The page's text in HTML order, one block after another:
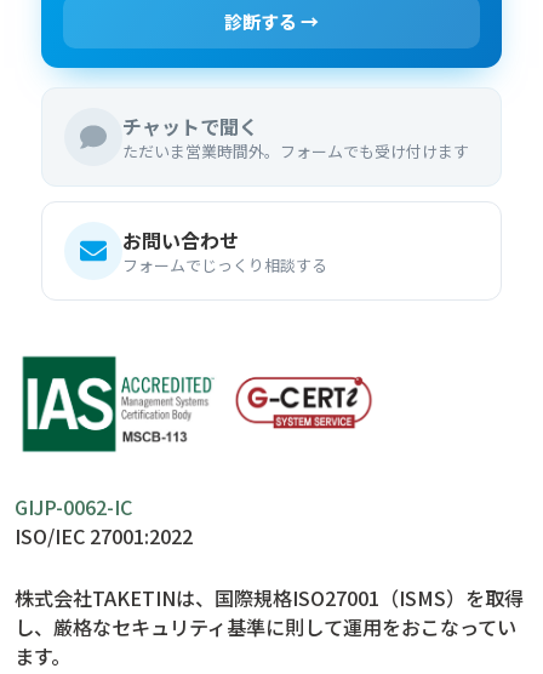
診断する →
チャットで聞く
ただいま営業時間外。フォームでも受け付けます
お問い合わせ
フォームでじっくり相談する
GIJP-0062-IC
ISO/IEC 27001:2022
株式会社TAKETINは、国際規格ISO27001（ISMS）を取得
し、 厳格なセキュリティ基準に則して運用をおこなってい
ます。